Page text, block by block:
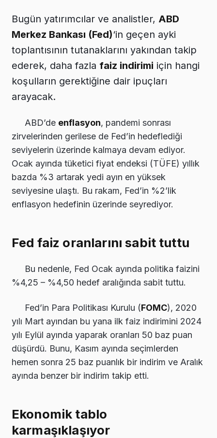
Bugün yatırımcılar ve analistler, ABD
Merkez Bankası (Fed)‘in geçen ayki
toplantısının tutanaklarını yakından takip
ederek, daha fazla faiz indirimi için hangi
koşulların gerektiğine dair ipuçları
arayacak.
ABD’de enflasyon, pandemi sonrası
zirvelerinden gerilese de Fed’in hedeflediği
seviyelerin üzerinde kalmaya devam ediyor.
Ocak ayında tüketici fiyat endeksi (TÜFE) yıllık
bazda %3 artarak yedi ayın en yüksek
seviyesine ulaştı. Bu rakam, Fed’in %2’lik
enflasyon hedefinin üzerinde seyrediyor.
Fed faiz oranlarını sabit tuttu
Bu nedenle, Fed Ocak ayında politika faizini
%4,25 – %4,50 hedef aralığında sabit tuttu.
Fed’in Para Politikası Kurulu (FOMC), 2020
yılı Mart ayından bu yana ilk faiz indirimini 2024
yılı Eylül ayında yaparak oranları 50 baz puan
düşürdü. Bunu, Kasım ayında seçimlerden
hemen sonra 25 baz puanlık bir indirim ve Aralık
ayında benzer bir indirim takip etti.
Ekonomik tablo
karmaşıklaşıyor